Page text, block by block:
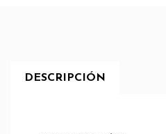
DESCRIPCIÓN